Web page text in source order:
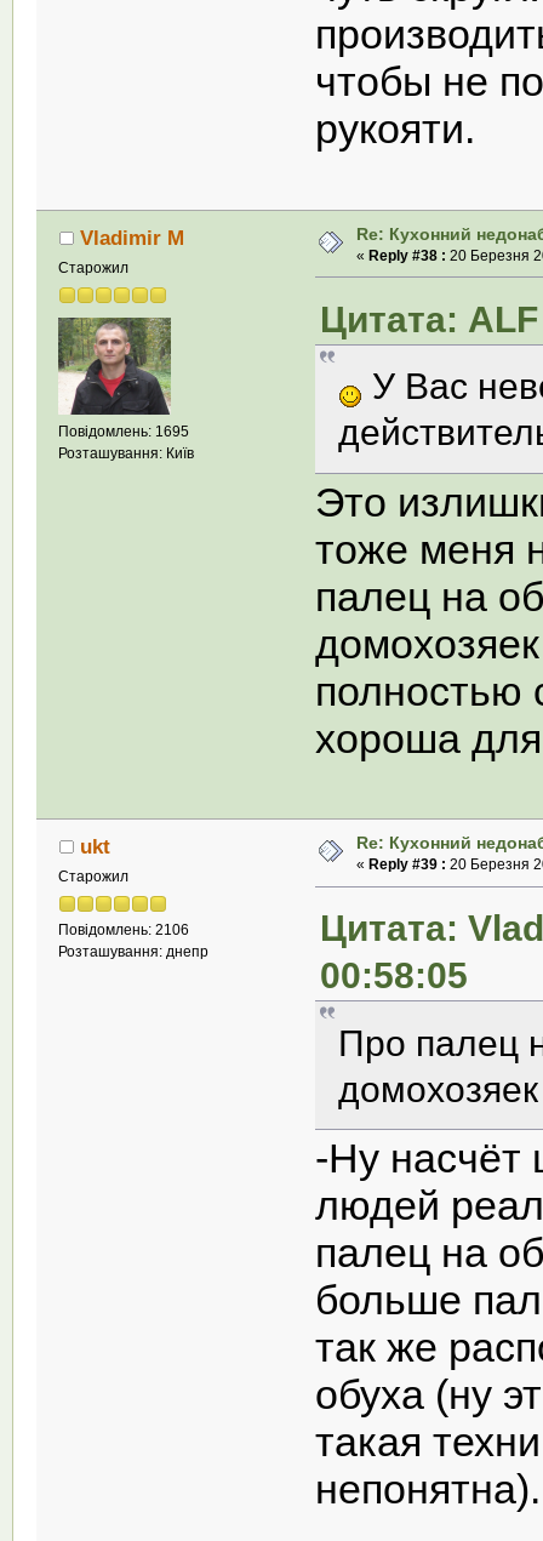
чтобы не
рукояти.
Vladimir M
Старожил
Повідомлень: 1695
Розташування: Київ
Re: Кухонний
« Reply #38 : 20 Березня
Цитата:
У Вас
Это
тоже меня
палец на
полностью
хороша
ukt
Старожил
Повідомлень: 2106
Розташування: днепр
Re: Кухонний
« Reply #39 : 20 Березня
Цитата:
00:58:05
Про палец
-Ну насчёт
людей
палец на
больше
так же
обуха (ну
такая
непонятна).